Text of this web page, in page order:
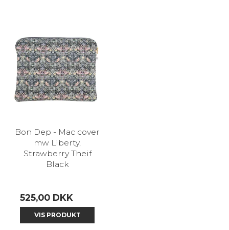
Bon Dep - Mac cover
mw Liberty,
Strawberry Theif
Black
525,00 DKK
VIS PRODUKT